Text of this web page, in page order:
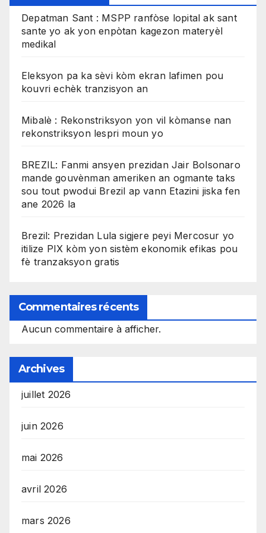
Depatman Sant : MSPP ranfòse lopital ak sant
sante yo ak yon enpòtan kagezon materyèl
medikal
Eleksyon pa ka sèvi kòm ekran lafimen pou
kouvri echèk tranzisyon an
Mibalè : Rekonstriksyon yon vil kòmanse nan
rekonstriksyon lespri moun yo
BREZIL: Fanmi ansyen prezidan Jair Bolsonaro
mande gouvènman ameriken an ogmante taks
sou tout pwodui Brezil ap vann Etazini jiska fen
ane 2026 la
Brezil: Prezidan Lula sigjere peyi Mercosur yo
itilize PIX kòm yon sistèm ekonomik efikas pou
fè tranzaksyon gratis
Commentaires récents
Aucun commentaire à afficher.
Archives
juillet 2026
juin 2026
mai 2026
avril 2026
mars 2026